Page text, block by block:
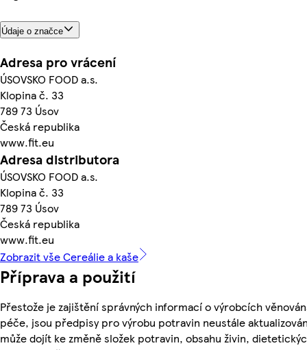
Údaje o značce
Adresa pro vrácení
ÚSOVSKO FOOD a.s.
Klopina č. 33
789 73 Úsov
Česká republika
www.fit.eu
Adresa distributora
ÚSOVSKO FOOD a.s.
Klopina č. 33
789 73 Úsov
Česká republika
www.fit.eu
Zobrazit vše Cereálie a kaše
Příprava a použití
Přestože je zajištění správných informací o výrobcích
péče, jsou předpisy pro výrobu potravin neustále
může dojít ke změně složek potravin, obsahu živin,